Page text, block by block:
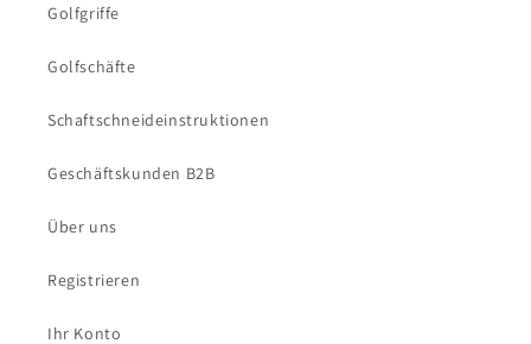
Golfgriffe
Golfschäfte
Schaftschneideinstruktionen
Geschäftskunden B2B
Über uns
Registrieren
Ihr Konto